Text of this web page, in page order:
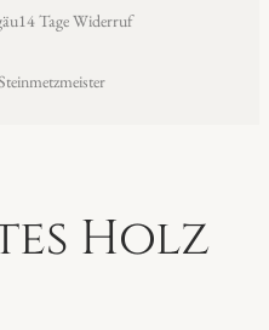
14 Tage Widerruf
Holz